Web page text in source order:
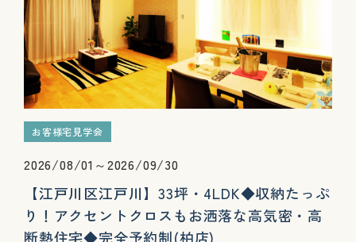
お客様宅見学会
2026/08/01～2026/09/30
【江戸川区江戸川】33坪・4LDK◆収納たっぷ
り！アクセントクロスもお洒落な高気密・高
断熱住宅◆完全予約制(柏店)